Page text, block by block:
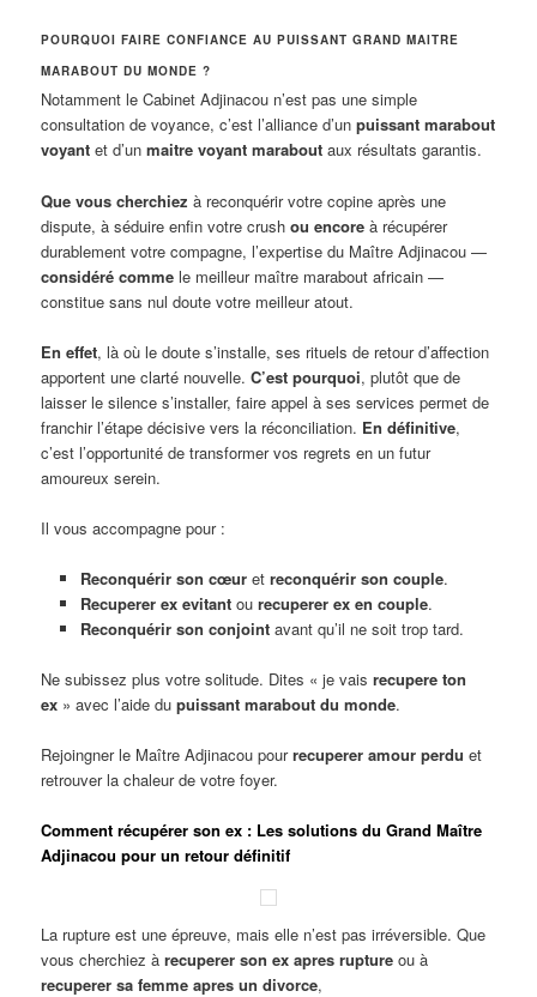
POURQUOI FAIRE CONFIANCE AU PUISSANT GRAND MAITRE
MARABOUT DU MONDE ?
Notamment le Cabinet Adjinacou n’est pas une simple
consultation de voyance, c’est l’alliance d’unpuissant marabout
voyant et d’unmaitre voyant marabout aux résultats garantis.
Que vous cherchiez à reconquérir votre copine après une
dispute, à séduire enfin votre crushou encore à récupérer
durablement votre compagne, l’expertise du Maître Adjinacou —
considéré comme le meilleur maître marabout africain —
constitue sans nul doute votre meilleur atout.
En effet, là où le doute s’installe, ses rituels de retour d’affection
apportent une clarté nouvelle.C’est pourquoi, plutôt que de
laisser le silence s’installer, faire appel à ses services permet de
franchir l’étape décisive vers la réconciliation. En définitive,
c’est l’opportunité de transformer vos regrets en un futur
amoureux serein.
Il vous accompagne pour :
Reconquérir son cœuret reconquérir son couple.
Recuperer ex evitantou recuperer ex en couple.
Reconquérir son conjointavant qu’il ne soit trop tard.
Ne subissez plus votre solitude. Dites « je vaisrecupere ton
ex » avec l’aide dupuissant marabout du monde.
Rejoingner le Maître Adjinacou pourrecuperer amour perdu et
retrouver la chaleur de votre foyer.
Comment récupérer son ex : Les solutions du Grand Maître
Adjinacou pour un retour définitif
La rupture est une épreuve, mais elle n’est pas irréversible. Que
vous cherchiez àrecuperer son ex apres rupture ou à
recuperer sa femme apres un divorce,